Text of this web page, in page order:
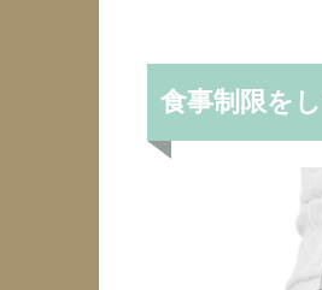
食事制限を